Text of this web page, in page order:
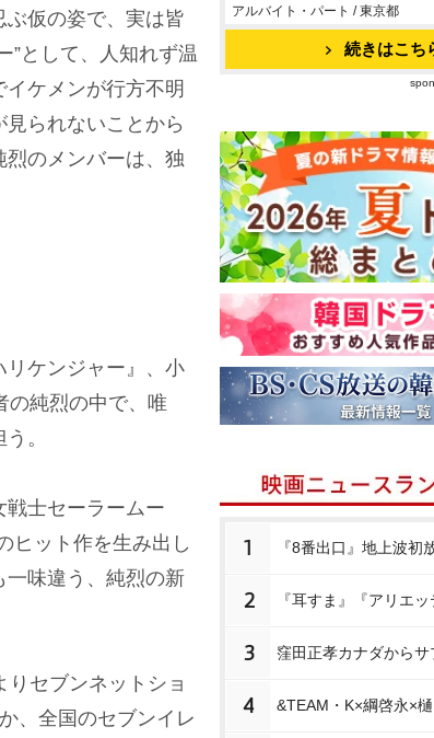
仮の姿で、実は皆
”として、人知れず温
ケメンが行方不明
られないことから
のメンバーは、独
ケンジャー』、小
の純烈の中で、唯
。
士セーラームー
ヒット作を生み出し
一味違う、純烈の新
セブンネットショ
、全国のセブンイレ
アルバイト・パート / 東京都
続きはこち
1 『8番出口』地上波初
2 『耳すま』『アリエ
3 窪田正孝カナダから
4 &TEAM・K×綱啓永×樋